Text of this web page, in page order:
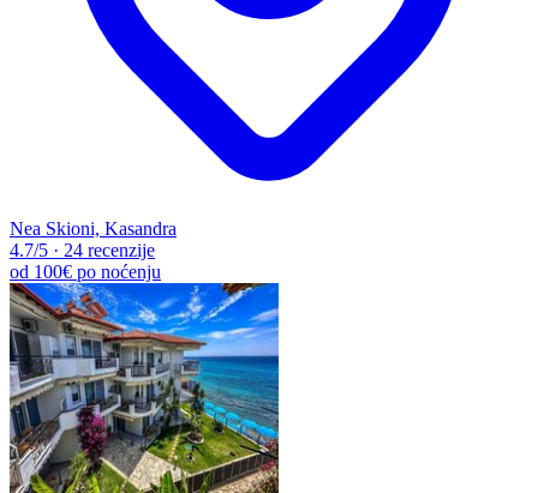
Nea Skioni, Kasandra
4.7/5 · 24 recenzije
od 100€ po noćenju